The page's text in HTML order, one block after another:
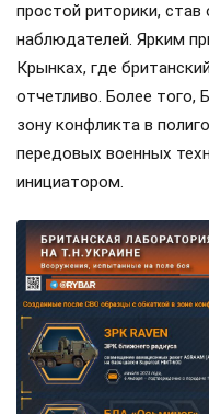
простой риторики, став
наблюдателей. Ярким
Крынках, где
отчетливо. Более того,
зону конфликта в
передовых военных
инициатором.